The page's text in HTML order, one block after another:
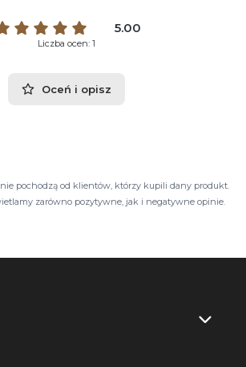
5.00
Liczba ocen: 1
Oceń i opisz
pochodzą od klientów, którzy kupili dany produkt.
zarówno pozytywne, jak i negatywne opinie.